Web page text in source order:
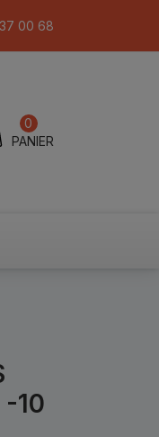
00 68
PANIER
0
-10